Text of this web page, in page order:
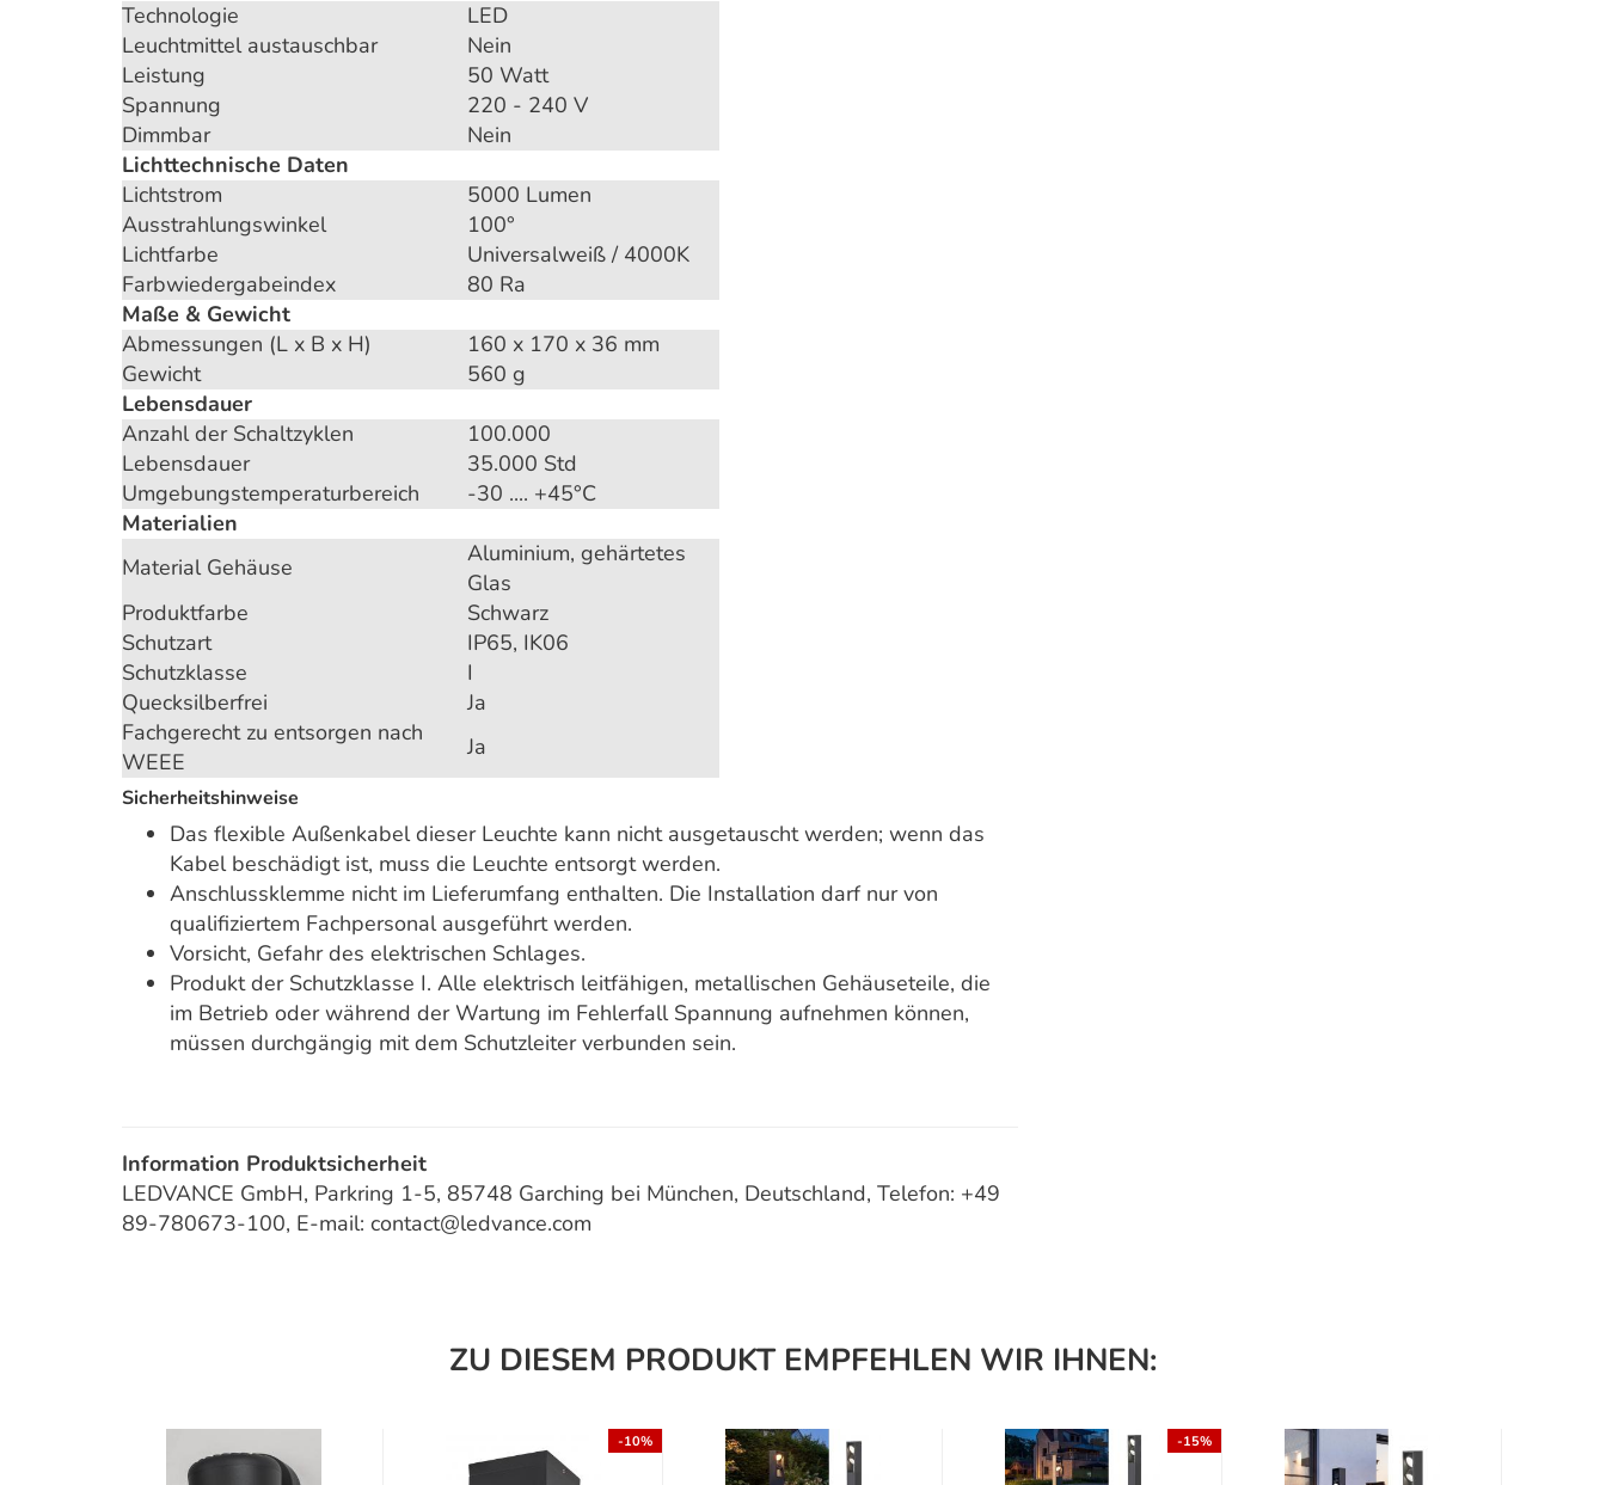
Technologie
LED
Leuchtmittel austauschbar
Nein
Leistung
50 Watt
Spannung
220 - 240 V
Dimmbar
Nein
Lichttechnische Daten
Lichtstrom
5000 Lumen
Ausstrahlungswinkel
100°
Lichtfarbe
Universalweiß / 4000K
Farbwiedergabeindex
80 Ra
Maße & Gewicht
Abmessungen (L x B x H)
160 x 170 x 36 mm
Gewicht
560 g
Lebensdauer
Anzahl der Schaltzyklen
100.000
Lebensdauer
35.000 Std
Umgebungstemperaturbereich
-30 .... +45°C
Materialien
Material Gehäuse
Aluminium, gehärtetes
Glas
Produktfarbe
Schwarz
Schutzart
IP65, IK06
Schutzklasse
I
Quecksilberfrei
Ja
Fachgerecht zu entsorgen nach
WEEE
Ja
Sicherheitshinweise
Das flexible Außenkabel dieser Leuchte kann nicht ausgetauscht werden; wenn das
Kabel beschädigt ist, muss die Leuchte entsorgt werden.
Anschlussklemme nicht im Lieferumfang enthalten. Die Installation darf nur von
qualifiziertem Fachpersonal ausgeführt werden.
Vorsicht, Gefahr des elektrischen Schlages.
Produkt der Schutzklasse I. Alle elektrisch leitfähigen, metallischen Gehäuseteile, die
im Betrieb oder während der Wartung im Fehlerfall Spannung aufnehmen können,
müssen durchgängig mit dem Schutzleiter verbunden sein.
Information Produktsicherheit
LEDVANCE GmbH, Parkring 1-5, 85748 Garching bei München, Deutschland, Telefon: +49
89-780673-100, E-mail: contact@ledvance.com
ZU DIESEM PRODUKT EMPFEHLEN WIR IHNEN:
-10% -15%